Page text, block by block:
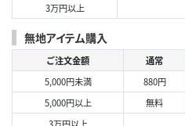
3万円以上
無地アイテム購入
ご注文金額 通常
5,000円未満
880円
5,000円以上
無料